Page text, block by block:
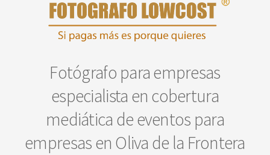
Fotógrafo para empresas
especialista en cobertura
mediática de eventos para
empresas en Oliva de la Frontera